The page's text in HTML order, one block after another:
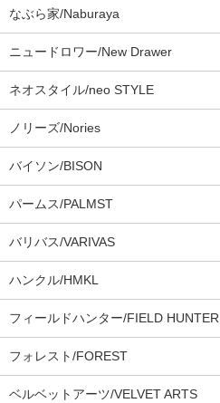
なぶら家/Naburaya
ニュードロワー/New Drawer
ネオスタイル/neo STYLE
ノリーズ/Nories
バイソン/BISON
パームス/PALMST
バリバス/VARIVAS
ハンクル/HMKL
フィールドハンター/FIELD HUNTER
フォレスト/FOREST
ベルベットアーツ/VELVET ARTS